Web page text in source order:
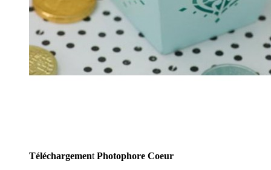
Téléchargement Photophore Coeur